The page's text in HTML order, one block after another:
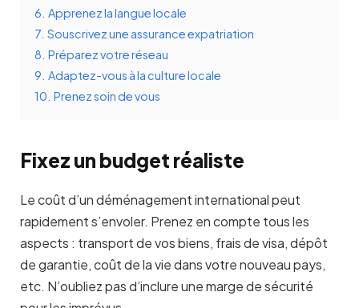
6. Apprenez la langue locale
7. Souscrivez une assurance expatriation
8. Préparez votre réseau
9. Adaptez-vous à la culture locale
10. Prenez soin de vous
Fixez un budget réaliste
Le coût d’un déménagement international peut
rapidement s’envoler. Prenez en compte tous les
aspects : transport de vos biens, frais de visa, dépôt
de garantie, coût de la vie dans votre nouveau pays,
etc. N’oubliez pas d’inclure une marge de sécurité